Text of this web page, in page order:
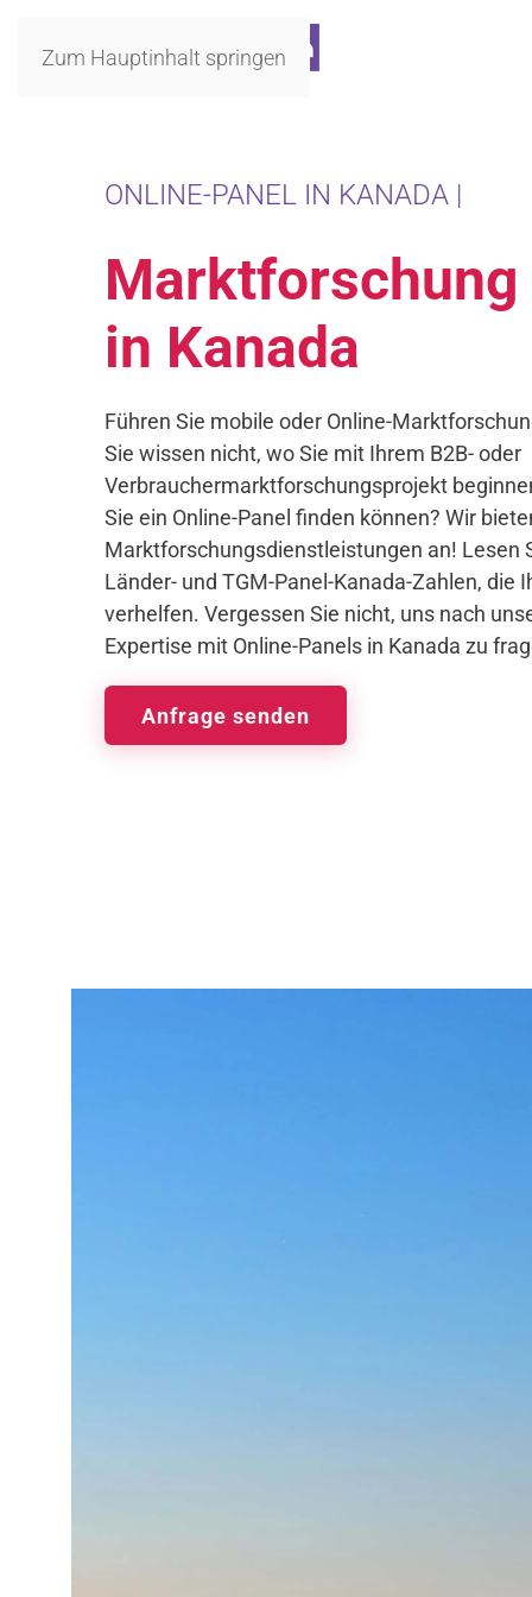
Zum Hauptinhalt springen
ONLINE-PANEL IN KANADA |
Marktforschung
in Kanada
Führen Sie mobile oder Online-
Sie wissen nicht, wo Sie mit Ihrem B2B- oder
Verbrauchermarktforschungsprojekt
Sie ein Online-Panel finden können? Wir
Marktforschungsdienstleistungen an! Lesen
Länder- und TGM-Panel-Kanada-Zahlen, die
verhelfen. Vergessen Sie nicht, uns nach
Expertise mit Online-Panels in Kanada zu
Anfrage senden